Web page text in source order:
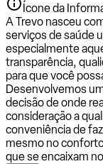
Ícone da
A Trevo nasceu
serviços de saúde
especialmente
transparência,
para que você
Desenvolvemos
decisão de onde
consideração a
conveniência de
mesmo no
que se encaixam